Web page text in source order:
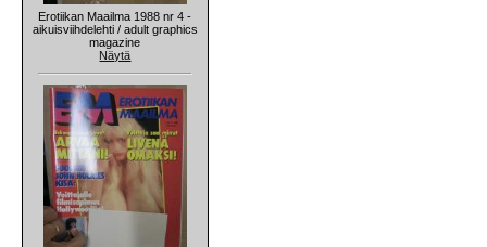
Erotiikan Maailma 1988 nr 4 -
aikuisviihdelehti / adult graphics
magazine
Näytä